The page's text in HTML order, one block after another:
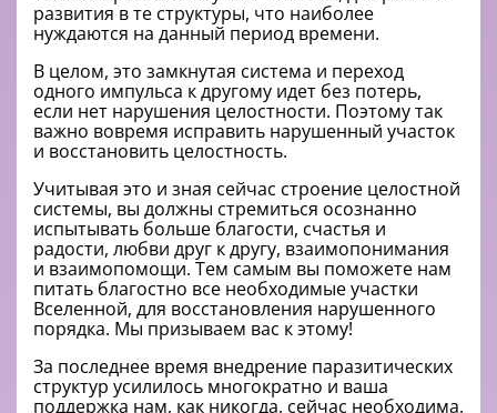
развития в те структуры, что наиболее
нуждаются на данный период времени.
В целом, это замкнутая система и переход
одного импульса к другому идет без потерь,
если нет нарушения целостности. Поэтому так
важно вовремя исправить нарушенный участок
и восстановить целостность.
Учитывая это и зная сейчас строение целостной
системы, вы должны стремиться осознанно
испытывать больше благости, счастья и
радости, любви друг к другу, взаимопонимания
и взаимопомощи. Тем самым вы поможете нам
питать благостно все необходимые участки
Вселенной, для восстановления нарушенного
порядка. Мы призываем вас к этому!
За последнее время внедрение паразитических
структур усилилось многократно и ваша
поддержка нам, как никогда, сейчас необходима.